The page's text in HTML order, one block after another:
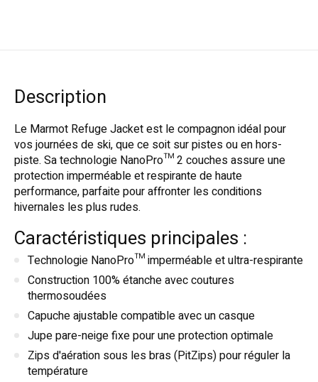
Description
Le Marmot Refuge Jacket est le compagnon idéal pour
vos journées de ski, que ce soit sur pistes ou en hors-
piste. Sa technologie NanoPro™ 2 couches assure une
protection imperméable et respirante de haute
performance, parfaite pour affronter les conditions
hivernales les plus rudes.
Caractéristiques principales :
Technologie NanoPro™ imperméable et ultra-respirante
Construction 100% étanche avec coutures
thermosoudées
Capuche ajustable compatible avec un casque
Jupe pare-neige fixe pour une protection optimale
Zips d'aération sous les bras (PitZips) pour réguler la
température